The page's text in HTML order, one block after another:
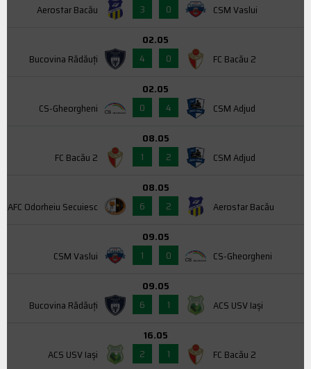
Aerostar Bacău
3
0 CSM Vaslui
Bucovina Rădăuți
02.05
4
0 FC Bacău 2
CS-Gheorgheni
02.05
0
4 CSM Adjud
FC Bacău 2
08.05
1
2 CSM Adjud
AFC Odorheiu Secuiesc
08.05
6
2 Aerostar Bacău
CSM Vaslui
09.05
1
0 CS-Gheorgheni
Bucovina Rădăuți
09.05
6
1 ACS USV Iaşi
ACS USV Iaşi
16.05
2
1 FC Bacău 2